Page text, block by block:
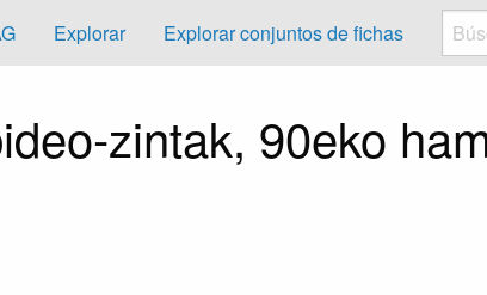
Explorar Explorar conjuntos de fichas
zintak, 90eko